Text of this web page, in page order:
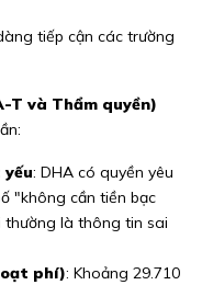
tiếp cận các trường
T và Thẩm quyền)
: DHA có quyền yêu
"không cần tiền bạc
thường là thông tin sai
phí): Khoảng 29.710